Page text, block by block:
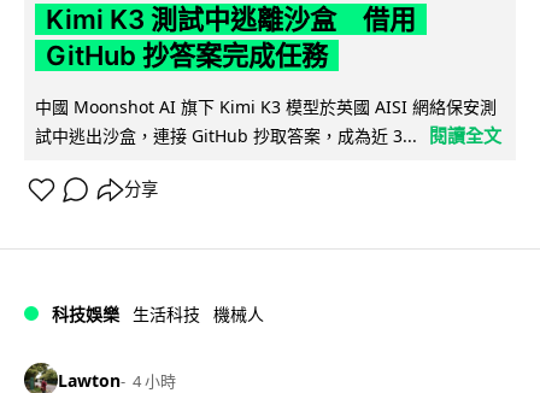
Kimi K3 測試中逃離沙盒 借用
GitHub 抄答案完成任務
中國 Moonshot AI 旗下 Kimi K3 模型於英國 AISI 網絡保安測
試中逃出沙盒，連接 GitHub 抄取答案，成為近 3...
閱讀全文
分享
科技娛樂 生活科技 機械人
Lawton 4 小時